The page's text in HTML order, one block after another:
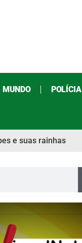
MUNDO POLÍCIA
e suas rainhas